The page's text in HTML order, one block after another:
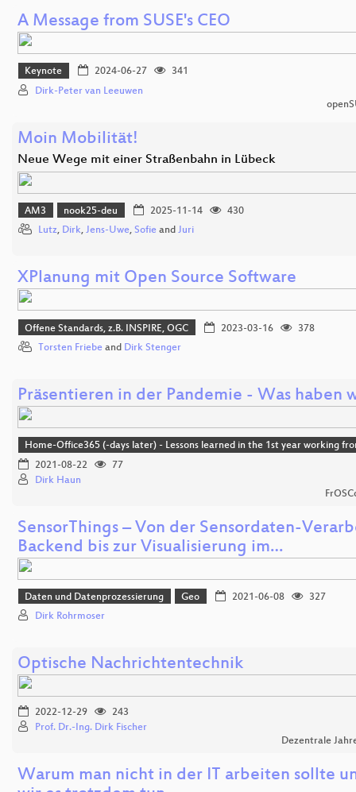
A Message from SUSE's CEO
Keynote 2024-06-27
341
Dirk-Peter van Leeuwen
Moin Mobilität!
Neue Wege mit einer Straßenbahn in Lübeck
AM3 nook25-deu 2025-11-14
430
Lutz, Dirk, Jens-Uwe, Sofie and Juri
XPlanung mit Open Source Software
Offene Standards, z.B. INSPIRE, OGC 2023-03-16
378
Torsten Friebe and Dirk Stenger
Präsentieren in der Pandemie - Was haben
Home-Office365 (-days later) - Lessons learned in the 1st year working
2021-08-22
77
Dirk Haun
SensorThings – Von der Sensordaten-
Backend bis zur Visualisierung im…
Daten und Datenprozessierung Geo 2021-06-08
327
Dirk Rohrmoser
Optische Nachrichtentechnik
2022-12-29
243
Prof. Dr.-Ing. Dirk Fischer
Dezentrale
Warum man nicht in der IT arbeiten sollte